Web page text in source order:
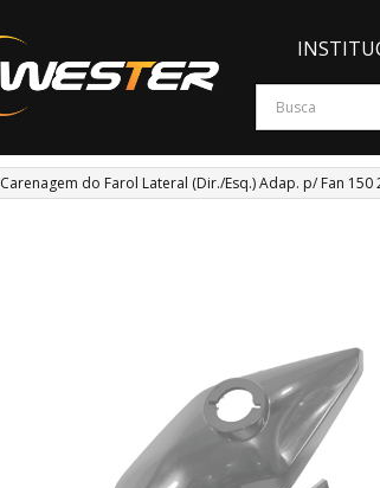
Carenagem do Farol Lateral (Dir./Esq.) Adap. p/ Fan